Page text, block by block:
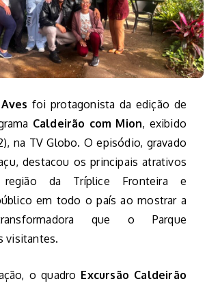
foi protagonista da edição de
Caldeirão com Mion, exibido
na TV Globo. O episódio, gravado
destacou os principais atrativos
da Tríplice Fronteira e
em todo o país ao mostrar a
que o Parque
visitantes.
o quadro Excursão Caldeirão